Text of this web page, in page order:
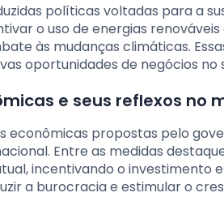
políticas voltadas para a
o uso de energias
às mudanças climáticas.
oportunidades de negócios no
e seus reflexos no
econômicas propostas pelo
Entre as medidas
incentivando o investimento
a burocracia e estimular o